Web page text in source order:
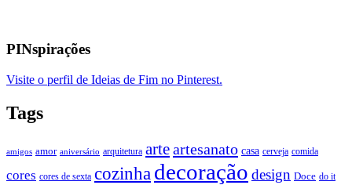
PINspirações
Visite o perfil de Ideias de Fim no Pinterest.
Tags
amigos amor aniversário arquitetura arteartesanato casa cerveja comida
cores cores de sexta cozinha decoração design Doce do it